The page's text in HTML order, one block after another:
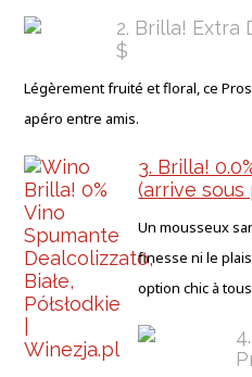
2. Brilla! Extra
$
Légèrement fruité et floral, ce
apéro entre amis.
3. Brilla!
(arrive sous
Un mousseux
finesse ni le
option chic à